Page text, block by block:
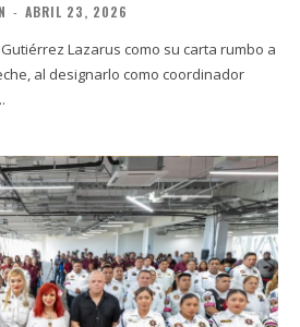
- ABRIL 23, 2026
Lazarus como su carta rumbo a
al designarlo como coordinador